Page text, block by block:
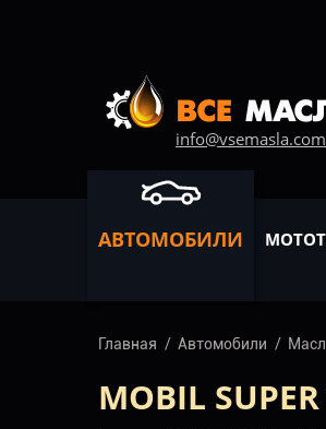
info@vsemasla.com
АВТОМОБИЛИ
Главная Автомобили
MOBIL